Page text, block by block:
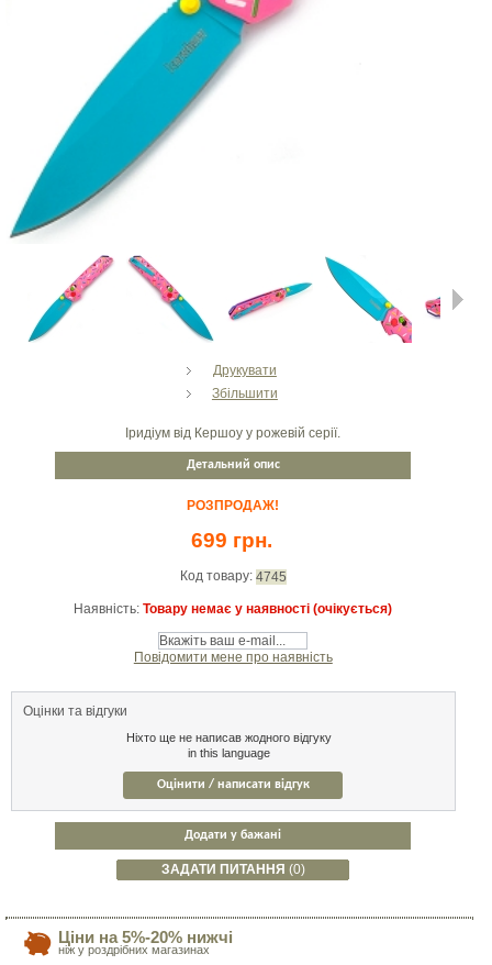
Друкувати
Збільшити
Іридіум від Кершоу у рожевій серії.
Детальний опис
РОЗПРОДАЖ!
699 грн.
Код товару: 4745
Наявність: Товару немає у наявності (очікується)
Повідомити мене про наявність
Оцінки та відгуки
Ніхто ще не написав жодного відгуку
in this language
Оцінити / написати відгук
Додати у бажані
ЗАДАТИ ПИТАННЯ (0)
Ціни на 5%-20% нижчі
ніж у роздрібних магазинах